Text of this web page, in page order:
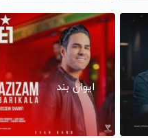
ایوان بند